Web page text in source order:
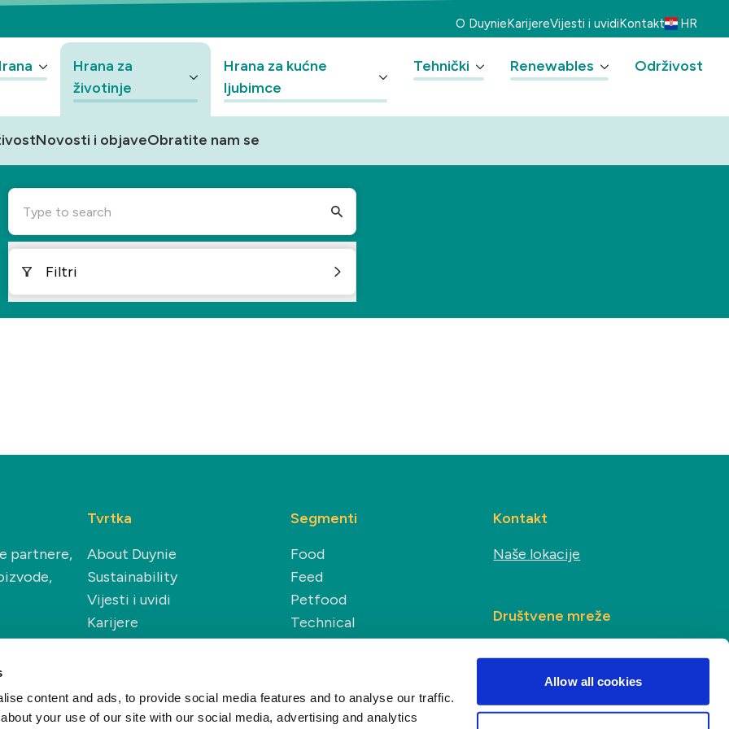
content and ads, to provide social media features and to analyse our traffic.
your use of our site with our social media, advertising and analytics
Allow all cookies
O DuynieKarijereVijesti i uvidiKontakt HR
Hrana za
životinje
Hrana za kućne
ljubimce
Tehnički Renewables Održivost
Novosti i objaveObratite nam se
Type to search
Filtri
partnere,
Tvrtka
About Duynie
Sustainability
Vijesti i uvidi
Karijere
Segmenti
Food
Feed
Petfood
Technical
Kontakt
Naše lokacije
Društvene mreže